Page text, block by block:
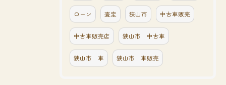
ローン 査定 狭山市 中古車販売
中古車販売店 狭山市 中古車
狭山市 車 狭山市 車販売